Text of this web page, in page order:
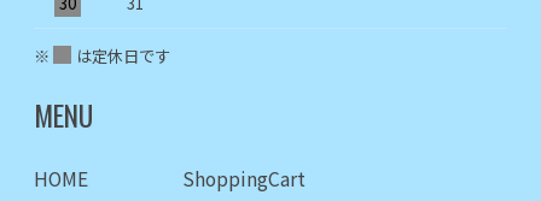
※ は定休日です
MENU
HOME
ShoppingCart